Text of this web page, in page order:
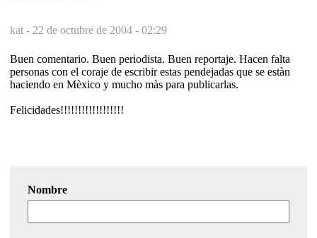
kat - 22 de octubre de 2004 - 02:29
Buen comentario. Buen periodista. Buen reportaje. Hacen falta
personas con el coraje de escribir estas pendejadas que se estàn
haciendo en Mèxico y mucho màs para publicarlas.
Felicidades!!!!!!!!!!!!!!!!!!
Nombre